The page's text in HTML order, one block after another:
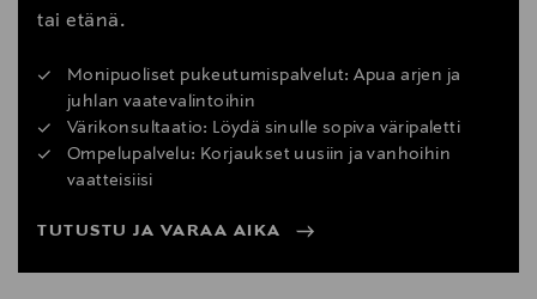
tai etänä.
Monipuoliset pukeutumispalvelut: Apua arjen ja
juhlan vaatevalintoihin
Värikonsultaatio: Löydä sinulle sopiva väripaletti
Ompelupalvelu: Korjaukset uusiin ja vanhoihin
vaatteisiisi
TUTUSTU JA VARAA AIKA